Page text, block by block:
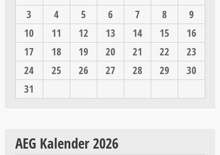
3
4 5 6 7 8
9
10
11 12 13 14 15
16
17
18 19 20 21 22
23
24
25 26 27 28 29
30
31
AEG Kalender 2026